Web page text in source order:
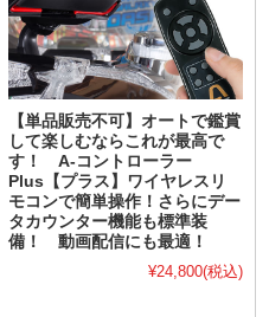
【単品販売不可】オートで鑑賞
して楽しむならこれが最高で
す！ A-コントローラー
Plus【プラス】ワイヤレスリ
モコンで簡単操作！さらにデー
タカウンター機能も標準装
備！ 動画配信にも最適！
¥24,800(税込)